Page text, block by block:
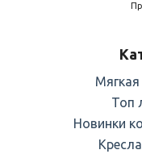
Топ
Новинки